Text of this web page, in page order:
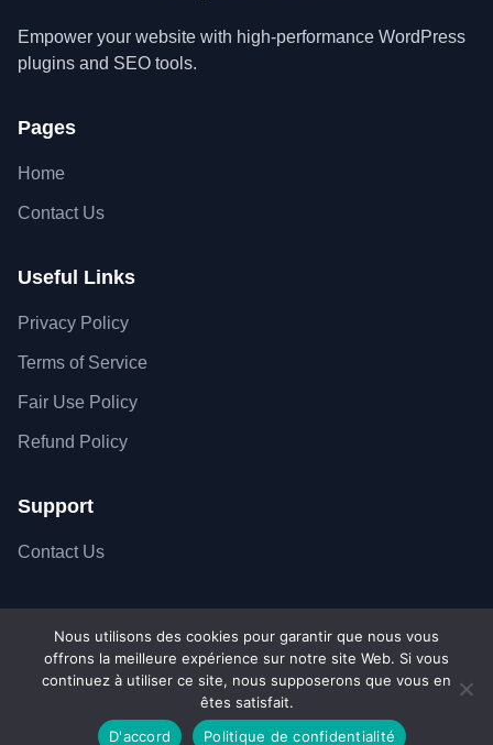
Empower your website with high-performance WordPress
plugins and SEO tools.
Pages
Home
Contact Us
Useful Links
Privacy Policy
Terms of Service
Fair Use Policy
Refund Policy
Support
Contact Us
Copyright © 2026 SiteSkyline - All Rights Reserved.
Secure SSL Connection
Accepted payment
Nous utilisons des cookies pour garantir que nous vous
offrons la meilleure expérience sur notre site Web. Si vous
continuez à utiliser ce site, nous supposerons que vous en
êtes satisfait.
D'accord
Politique de confidentialité